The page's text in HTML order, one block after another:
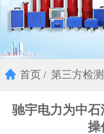
首页 第三方检测
驰宇电力为中石
操